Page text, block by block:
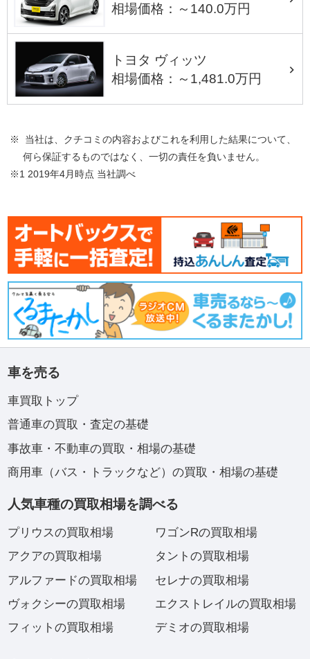
相場価格：～140.0万円
トヨタ ヴィッツ
相場価格：～1,481.0万円
※ 当社は、クチコミの内容およびこれを利用した結果について、
何ら保証するものではなく、一切の責任を負いません。
※1 2019年4月時点 当社調べ
車を売る
車買取トップ
普通車の買取・査定の基礎
事故車・不動車の買取・相場の基礎
商用車（バス・トラックなど）の買取・相場の基礎
人気車種の買取相場を調べる
プリウスの買取相場
アクアの買取相場
アルファードの買取相場
ヴォクシーの買取相場
フィットの買取相場
ワゴンRの買取相場
タントの買取相場
セレナの買取相場
エクストレイルの買取相場
デミオの買取相場